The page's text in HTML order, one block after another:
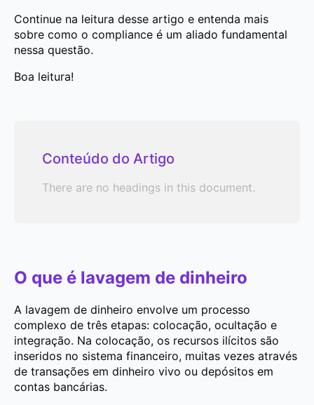
Continue na leitura desse artigo e entenda mais
sobre como o compliance é um aliado fundamental
nessa questão.
Boa leitura!
Conteúdo do Artigo
There are no headings in this document.
O que é lavagem de dinheiro
A lavagem de dinheiro envolve um processo
complexo de três etapas: colocação, ocultação e
integração. Na colocação, os recursos ilícitos são
inseridos no sistema financeiro, muitas vezes através
de transações em dinheiro vivo ou depósitos em
contas bancárias.